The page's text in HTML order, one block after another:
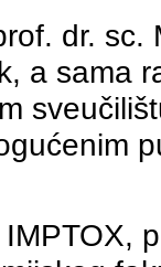
dr. sc.
a sama